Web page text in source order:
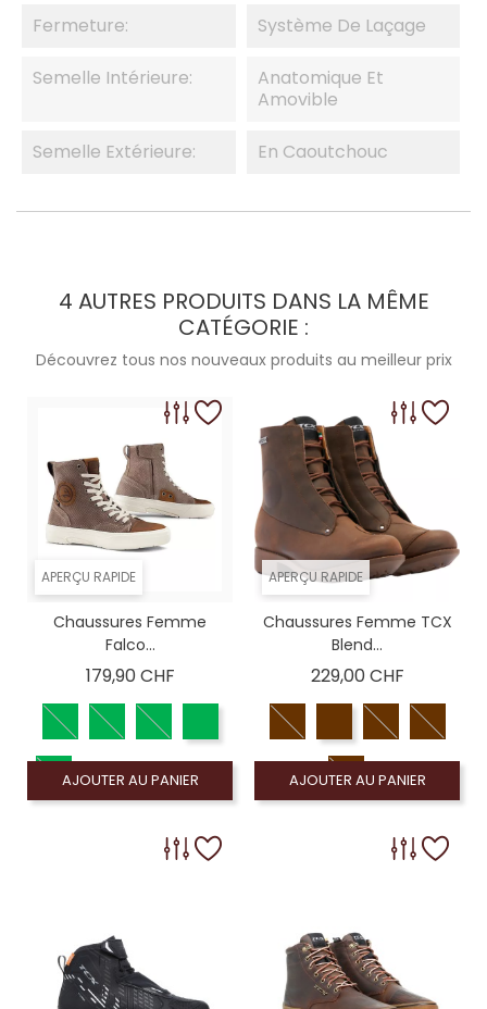
Fermeture: Système De Laçage
Semelle Intérieure:
Anatomique Et
Amovible
Semelle Extérieure: En Caoutchouc
4 AUTRES PRODUITS DANS LA MÊME
CATÉGORIE :
Découvrez tous nos nouveaux produits au meilleur prix
APERÇU RAPIDE
Chaussures Femme
Falco...
179,90 CHFPrix
AJOUTER AU PANIER
APERÇU RAPIDE
Chaussures Femme TCX
Blend...
229,00 CHFPrix
AJOUTER AU PANIER